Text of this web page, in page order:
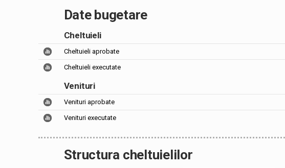
Date bugetare
Cheltuieli
Cheltuieli aprobate
Cheltuieli executate
Venituri
Venituri aprobate
Venituri executate
Structura cheltuielilor